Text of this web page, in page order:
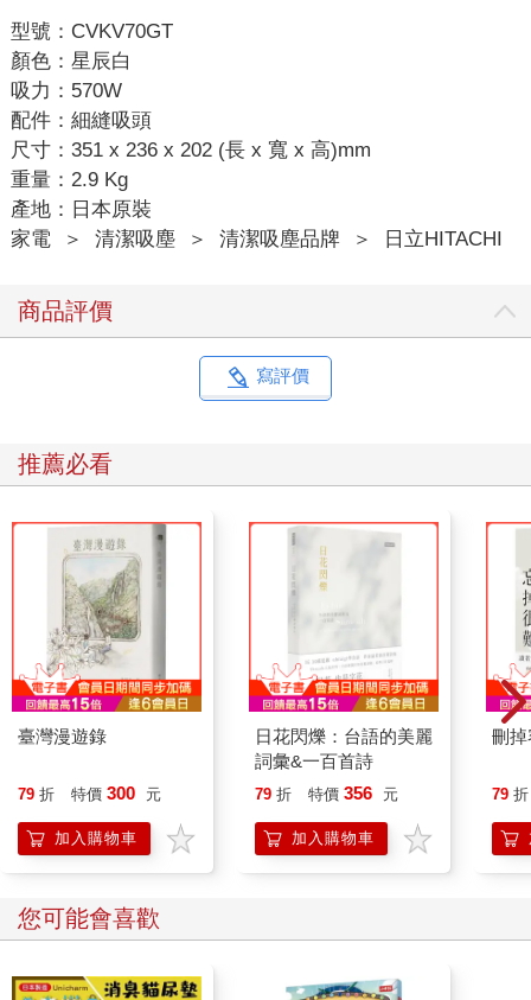
型號：CVKV70GT
顏色：星辰白
吸力：570W
配件：細縫吸頭
尺寸：351 x 236 x 202 (長 x 寬 x 高)mm
重量：2.9 Kg
產地：日本原裝
家電
＞ 清潔吸塵 ＞ 清潔吸塵品牌 ＞ 日立HITACHI
商品評價
寫評價
推薦必看
臺灣漫遊錄
79 折 特價 300 元
加入購物車
日花閃爍：台語的美麗
詞彙&一百首詩
79 折 特價 356 元
加入購物車
刪
79 折
您可能會喜歡